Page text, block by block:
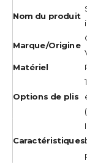
Nom du produit
Marque/Origine
Matériel
Options de plis
Caractéristiques